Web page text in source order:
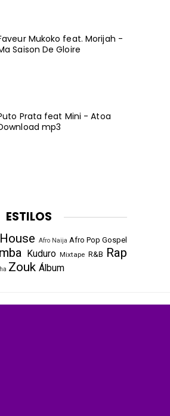
Mukoko feat. Morijah -
Saison De Gloire
Prata feat Mini - Atoa
mp3
ESTILOS
Afro Naija Afro Pop Gospel
Kuduro Mixtape R&B Rap
Zouk Álbum